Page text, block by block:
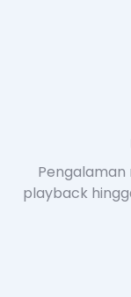
Pengalaman
playback